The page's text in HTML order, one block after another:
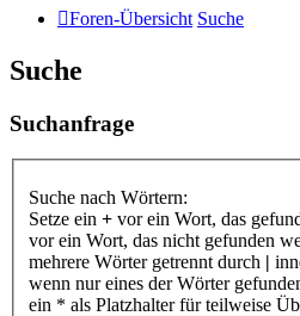
Foren-Übersicht Suche
Suche
Suchanfrage
Suche nach Wörtern:
Setze ein + vor ein Wort, das
vor ein Wort, das nicht gefunden
mehrere Wörter getrennt durch |
wenn nur eines der Wörter
ein * als Platzhalter für teilweise